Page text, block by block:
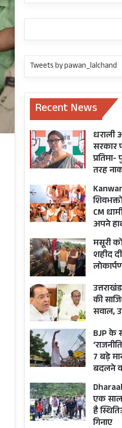
Tweets by pawan_lalchand
Recent News
धराली
सरकार
तरह
CM
अपने
मसूरी
शहीद
की
सवाल,
BJP के
7 बड़े
बदलने
एक साल
है
गिनाए